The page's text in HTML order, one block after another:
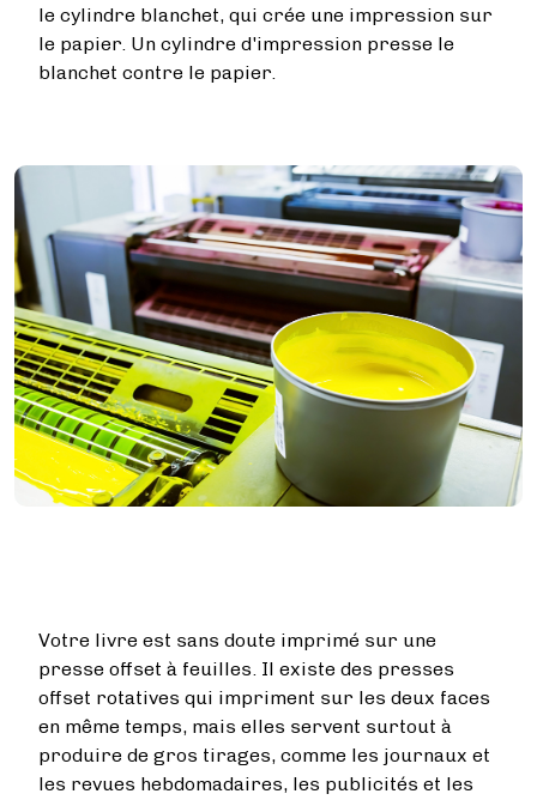
le cylindre blanchet, qui crée une impression sur
le papier. Un cylindre d'impression presse le
blanchet contre le papier.
Image
Votre livre est sans doute imprimé sur une
presse offset à feuilles. Il existe des presses
offset rotatives qui impriment sur les deux faces
en même temps, mais elles servent surtout à
produire de gros tirages, comme les journaux et
les revues hebdomadaires, les publicités et les